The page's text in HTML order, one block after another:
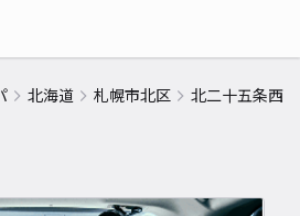
北海道 札幌市北区 北二十五条西